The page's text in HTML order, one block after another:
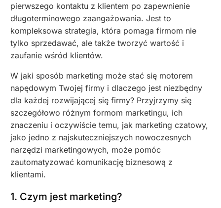
pierwszego kontaktu z klientem po zapewnienie
długoterminowego zaangażowania. Jest to
kompleksowa strategia, która pomaga firmom nie
tylko sprzedawać, ale także tworzyć wartość i
zaufanie wśród klientów.
W jaki sposób marketing może stać się motorem
napędowym Twojej firmy i dlaczego jest niezbędny
dla każdej rozwijającej się firmy? Przyjrzymy się
szczegółowo różnym formom marketingu, ich
znaczeniu i oczywiście temu, jak marketing czatowy,
jako jedno z najskuteczniejszych nowoczesnych
narzędzi marketingowych, może pomóc
zautomatyzować komunikację biznesową z
klientami.
1. Czym jest marketing?